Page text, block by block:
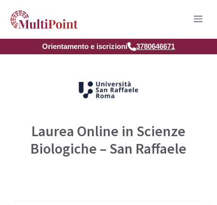
contenuto
Orientamento e iscrizioni 3780646671
Laurea Online in Scienze
Biologiche – San Raffaele